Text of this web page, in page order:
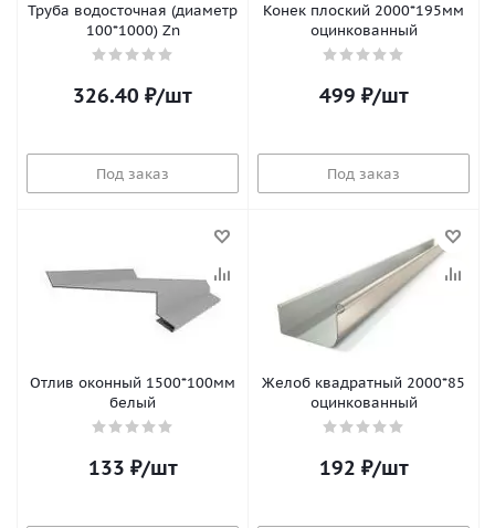
Труба водосточная (диаметр
100*1000) Zn
326.40 ₽/шт
Под заказ
Конек плоский 2000*195мм
оцинкованный
499 ₽/шт
Под заказ
Отлив оконный 1500*100мм
белый
133 ₽/шт
Желоб квадратный 2000*85
оцинкованный
192 ₽/шт